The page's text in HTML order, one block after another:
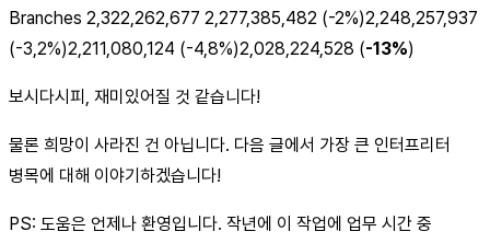
Branches 2,322,262,677 2,277,385,482 (-2%)2,248,257,937
(-3,2%)2,211,080,124 (-4,8%)2,028,224,528 (-13%)
보시다시피, 재미있어질 것 같습니다!
물론 희망이 사라진 건 아닙니다. 다음 글에서 가장 큰 인터프리터
병목에 대해 이야기하겠습니다!
PS: 도움은 언제나 환영입니다. 작년에 이 작업에 업무 시간 중